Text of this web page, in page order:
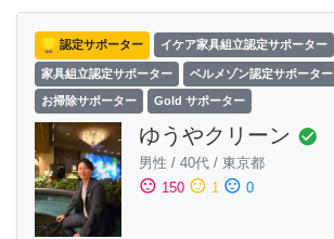
認定サポーター イケア家具組立認定サポーター
家具組立認定サポーター ベルメゾン認定サポーター
お掃除サポーター Gold サポーター
ゆうやクリーン check_circle
男性 / 40代 / 東京都
sentiment_satisfied 150 sentiment_neutral 1 sentiment_dissatisfied 0